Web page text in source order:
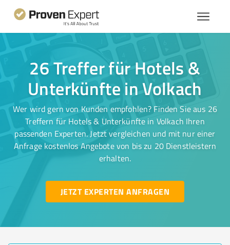
26 Treffer für Hotels &
Unterkünfte in Volkach
Wer wird gern von Kunden empfohlen? Finden Sie aus 26
Treffern für Hotels & Unterkünfte in Volkach Ihren
passenden Experten. Jetzt vergleichen und mit nur einer
Anfrage kostenlos Angebote von bis zu 20 Dienstleistern
erhalten.
JETZT EXPERTEN ANFRAGEN